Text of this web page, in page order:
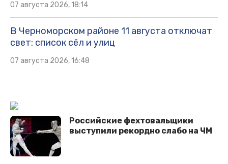
07 августа 2026, 18:14
В Черноморском районе 11 августа отключат
свет: список сёл и улиц
07 августа 2026, 16:48
Российские фехтовальщики
выступили рекордно слабо на ЧМ